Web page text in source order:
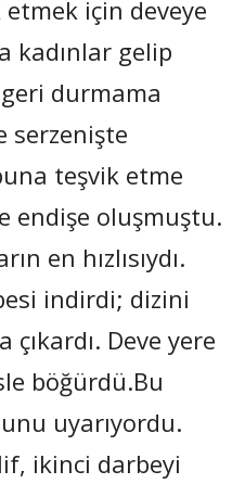
etmek için deveye
kadınlar gelip
durmama
serzenişte
teşvik etme
endişe oluşmuştu.
en hızlısıydı.
indirdi; dizini
çıkardı. Deve yere
böğürdü.Bu
uyarıyordu.
ikinci darbeyi